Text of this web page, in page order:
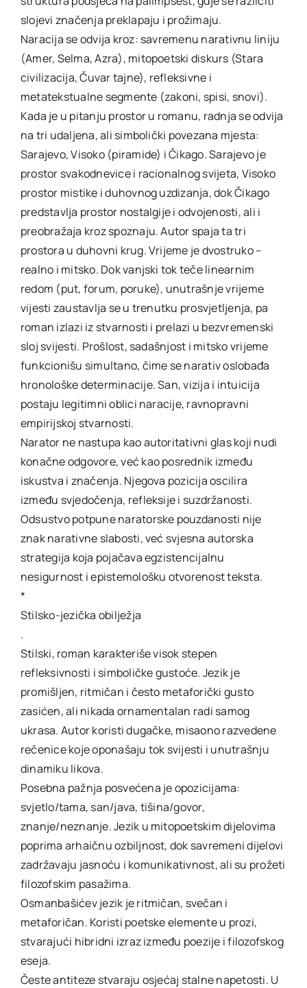
slojevi značenja preklapaju i prožimaju.
Naracija se odvija kroz: savremenu narativnu liniju
(Amer, Selma, Azra), mitopoetski diskurs (Stara
civilizacija, Čuvar tajne), refleksivne i
metatekstualne segmente (zakoni, spisi, snovi).
Kada je u pitanju prostor u romanu, radnja se odvija
na tri udaljena, ali simbolički povezana mjesta:
Sarajevo, Visoko (piramide) i Čikago. Sarajevo je
prostor svakodnevice i racionalnog svijeta, Visoko
prostor mistike i duhovnog uzdizanja, dok Čikago
predstavlja prostor nostalgije i odvojenosti, ali i
preobražaja kroz spoznaju. Autor spaja ta tri
prostora u duhovni krug. Vrijeme je dvostruko –
realno i mitsko. Dok vanjski tok teče linearnim
redom (put, forum, poruke), unutrašnje vrijeme
vijesti zaustavlja se u trenutku prosvjetljenja, pa
roman izlazi iz stvarnosti i prelazi u bezvremenski
sloj svijesti. Prošlost, sadašnjost i mitsko vrijeme
funkcionišu simultano, čime se narativ oslobađa
hronološke determinacije. San, vizija i intuicija
postaju legitimni oblici naracije, ravnopravni
empirijskoj stvarnosti.
Narator ne nastupa kao autoritativni glas koji nudi
konačne odgovore, već kao posrednik između
iskustva i značenja. Njegova pozicija oscilira
između svjedočenja, refleksije i suzdržanosti.
Odsustvo potpune naratorske pouzdanosti nije
znak narativne slabosti, već svjesna autorska
strategija koja pojačava egzistencijalnu
nesigurnost i epistemološku otvorenost teksta.
*
Stilsko-jezička obilježja
.
Stilski, roman karakteriše visok stepen
refleksivnosti i simboličke gustoće. Jezik je
promišljen, ritmičan i često metaforički gusto
zasićen, ali nikada ornamentalan radi samog
ukrasa. Autor koristi dugačke, misaono razvedene
rečenice koje oponašaju tok svijesti i unutrašnju
dinamiku likova.
Posebna pažnja posvećena je opozicijama:
svjetlo/tama, san/java, tišina/govor,
znanje/neznanje. Jezik u mitopoetskim dijelovima
poprima arhaičnu ozbiljnost, dok savremeni dijelovi
zadržavaju jasnoću i komunikativnost, ali su prožeti
filozofskim pasažima.
Osmanbašićev jezik je ritmičan, svečan i
metaforičan. Koristi poetske elemente u prozi,
stvarajući hibridni izraz između poezije i filozofskog
eseja.
Česte antiteze stvaraju osjećaj stalne napetosti. U